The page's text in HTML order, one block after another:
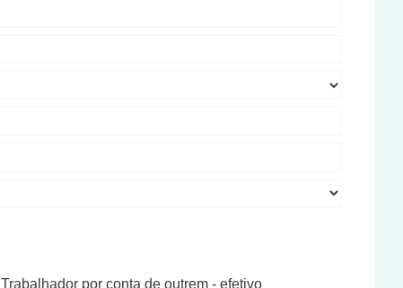
Trabalhador por conta de outrem - efetivo